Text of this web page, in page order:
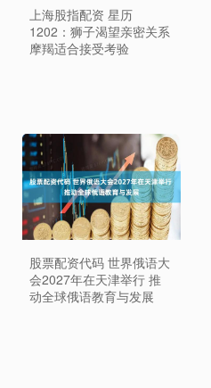
上海股指配资 星历
1202：狮子渴望亲密关系
摩羯适合接受考验
股票配资代码 世界俄语大
会2027年在天津举行 推
动全球俄语教育与发展